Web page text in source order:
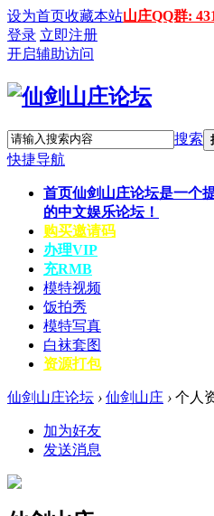
设为首页收藏本站山庄QQ群:
登录 立即注册
开启辅助访问
搜索
快捷导航
首页仙剑山庄论坛是一个
的中文娱乐论坛！
购买邀请码
办理VIP
充RMB
模特视频
饭拍秀
模特写真
白袜套图
资源打包
仙剑山庄论坛 › 仙剑山庄 › 个人
加为好友
发送消息